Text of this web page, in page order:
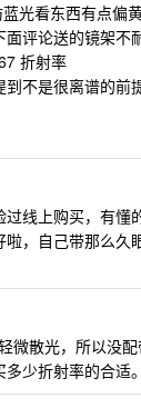
光看东西有点偏黄
评论送的镜架不
折射率
不是很离谱的
线上购买，有
，自己带那么
微散光，所以没
少折射率的合适。